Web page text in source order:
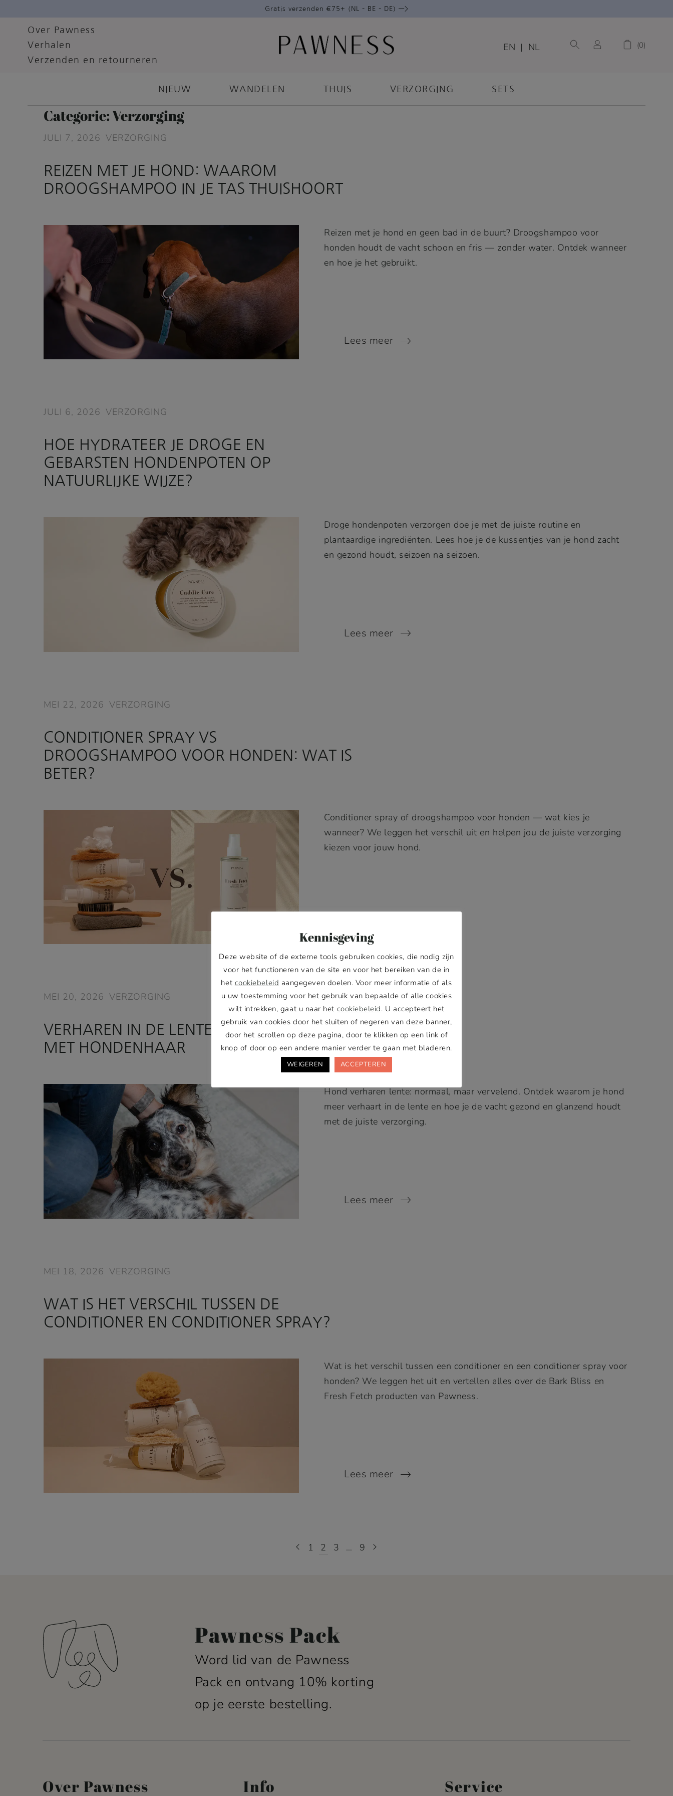
Gratis verzenden €75+ (NL – BE – DE) —>
Over Pawness
Verhalen
Verzenden en retourneren
EN | NL 0
NIEUW WANDELEN THUIS VERZORGING SETS
Categorie:Verzorging
JULI 7, 2026 VERZORGING
REIZEN MET JE HOND: WAAROM
DROOGSHAMPOO IN JE TAS THUISHOORT
Reizen met je hond en geen bad in de buurt? Droogshampoo voor
honden houdt de vacht schoon en fris — zonder water. Ontdek wanneer
en hoe je het gebruikt.
Lees meer
JULI 6, 2026 VERZORGING
HOE HYDRATEER JE DROGE EN
GEBARSTEN HONDENPOTEN OP
NATUURLIJKE WIJZE?
Droge hondenpoten verzorgen doe je met de juiste routine en
plantaardige ingrediënten. Lees hoe je de kussentjes van je hond zacht
en gezond houdt, seizoen na seizoen.
Lees meer
MEI 22, 2026 VERZORGING
CONDITIONER SPRAY VS
DROOGSHAMPOO VOOR HONDEN: WAT IS
BETER?
Conditioner spray of droogshampoo voor honden — wat kies je
wanneer? We leggen het verschil uit en helpen jou de juiste verzorging
kiezen voor jouw hond.
MEI 20, 2026 VERZORGING
VERHAREN IN DE LENTE: HOE GA JE OM
MET HONDENHAAR
Hond verharen lente: normaal, maar vervelend. Ontdek waarom je hond
meer verhaart in de lente en hoe je de vacht gezond en glanzend houdt
met de juiste verzorging.
Lees meer
MEI 18, 2026 VERZORGING
WAT IS HET VERSCHIL TUSSEN DE
CONDITIONER EN CONDITIONER SPRAY?
Wat is het verschil tussen een conditioner en een conditioner spray voor
honden? We leggen het uit en vertellen alles over de Bark Bliss en
Fresh Fetch producten van Pawness.
Lees meer
1 2 3 … 9
Pawness Pack
Word lid van de Pawness
Pack en ontvang 10% korting
op je eerste bestelling.
Over Pawness Info Service
Kennisgeving
Deze website of de externe tools gebruiken cookies, die nodig zijn
voor het functioneren van de site en voor het bereiken van de in
het cookiebeleid aangegeven doelen. Voor meer informatie of als
u uw toestemming voor het gebruik van bepaalde of alle cookies
wilt intrekken, gaat u naar het cookiebeleid. U accepteert het
gebruik van cookies door het sluiten of negeren van deze banner,
door het scrollen op deze pagina, door te klikken op een link of
knop of door op een andere manier verder te gaan met bladeren.
WEIGEREN ACCEPTEREN